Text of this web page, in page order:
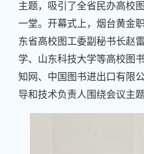
主题，吸引了全省民办高校
一堂。开幕式上，烟台黄金
东省高校图工委副秘书长赵
学、山东科技大学等高校图
知网、中国图书进出口有限
导和技术负责人围绕会议主